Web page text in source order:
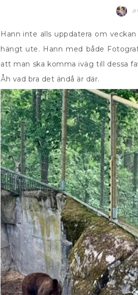
Hann inte alls uppdatera om
hängt ute. Hann med både
att man ska komma iväg till dessa
Åh vad bra det ändå är där.